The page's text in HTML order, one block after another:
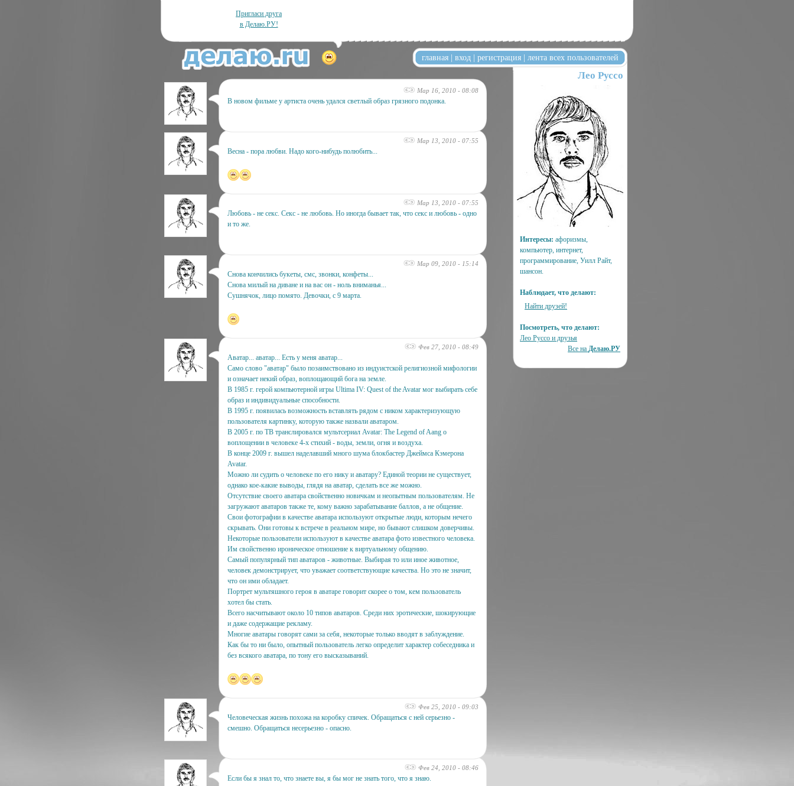
Пригласи друга
в Делаю.РУ!
главная | вход | регистрация | лента всех пользователей
Мар 16, 2010 - 08:08
В новом фильме у артиста очень удался светлый образ грязного подонка.
Мар 13, 2010 - 07:55
Весна - пора любви. Надо кого-нибудь полюбить...
Мар 13, 2010 - 07:55
Любовь - не секс. Секс - не любовь. Но иногда бывает так, что секс и любовь - одно
и то же.
Мар 09, 2010 - 15:14
Снова кончились букеты, смс, звонки, конфеты...
Снова милый на диване и на вас он - ноль вниманья...
Cушнячок, лицо помято. Девочки, с 9 марта.
Фев 27, 2010 - 08:49
Аватар... аватар... Есть у меня аватар...
Само слово "аватар" было позаимствовано из индуистской религиозной мифологии
и означает некий образ, воплощающий бога на земле.
В 1985 г. герой компьютерной игры Ultima IV: Quest of the Avatar мог выбирать себе
образ и индивидуальные способности.
В 1995 г. появилась возможность вставлять рядом с ником характеризующую
пользователя картинку, которую также назвали аватаром.
В 2005 г. по ТВ транслировался мультсериал Avatar: The Legend of Aang о
воплощении в человеке 4-х стихий - воды, земли, огня и воздуха.
В конце 2009 г. вышел наделавший много шума блокбастер Джеймса Кэмерона
Avatar.
Можно ли судить о человеке по его нику и аватару? Единой теории не существует,
однако кое-какие выводы, глядя на аватар, сделать все же можно.
Отсутствие своего аватара свойственно новичкам и неопытным пользователям. Не
загружают аватаров также те, кому важно зарабатывание баллов, а не общение.
Свои фотографии в качестве аватара используют открытые люди, которым нечего
скрывать. Они готовы к встрече в реальном мире, но бывают слишком доверчивы.
Некоторые пользователи используют в качестве аватара фото известного человека.
Им свойственно ироническое отношение к виртуальному общению.
Самый популярный тип аватаров - животные. Выбирая то или иное животное,
человек демонстрирует, что уважает соответствующие качества. Но это не значит,
что он ими обладает.
Портрет мультяшного героя в аватаре говорит скорее о том, кем пользователь
хотел бы стать.
Всего насчитывают около 10 типов аватаров. Среди них эротические, шокирующие
и даже содержащие рекламу.
Многие аватары говорят сами за себя, некоторые только вводят в заблуждение.
Как бы то ни было, опытный пользователь легко определит характер собеседника и
без всякого аватара, по тону его высказываний.
Фев 25, 2010 - 09:03
Человеческая жизнь похожа на коробку спичек. Обращаться с ней серьезно -
смешно. Обращаться несерьезно - опасно.
Фев 24, 2010 - 08:46
Если бы я знал то, что знаете вы, я бы мог не знать того, что я знаю.
Лео Руссо
Интересы: афоризмы,
компьютер, интернет,
программирование, Уилл Райт,
шансон.
Наблюдает, что делают:
Найти друзей!
Посмотреть, что делают:
Лео Руссо и друзья
Все на Делаю.РУ